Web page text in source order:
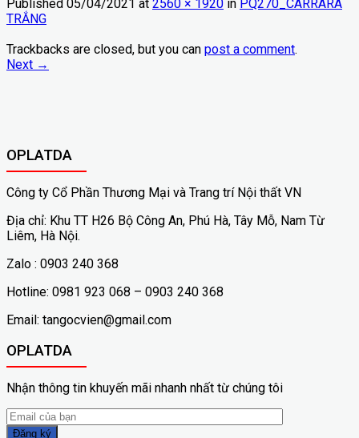
Published 05/04/2021 at 2560 × 1920 in PQ270_CARRARA
TRẮNG
Trackbacks are closed, but you can post a comment.
Next →
OPLATDA
Công ty Cổ Phần Thương Mại và Trang trí Nội thất VN
Địa chỉ: Khu TT H26 Bộ Công An, Phú Hà, Tây Mỗ, Nam Từ
Liêm, Hà Nội.
Zalo : 0903 240 368
Hotline: 0981 923 068 – 0903 240 368
Email: tangocvien@gmail.com
OPLATDA
Nhận thông tin khuyến mãi nhanh nhất từ chúng tôi